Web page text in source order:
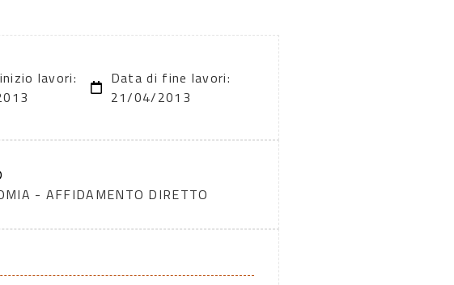
lavori:
Data di fine lavori:
21/04/2013
- AFFIDAMENTO DIRETTO